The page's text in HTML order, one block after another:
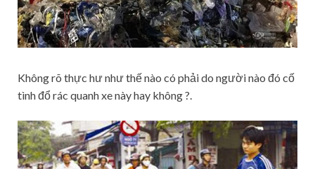
Không rõ thực hư như thế nào có phải do người nào đó cố
tình đổ rác quanh xe này hay không ?.